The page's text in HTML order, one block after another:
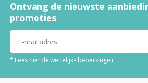
Ontvang de nieuwste
promoties
* Lees hier de wettelijke beperkingen